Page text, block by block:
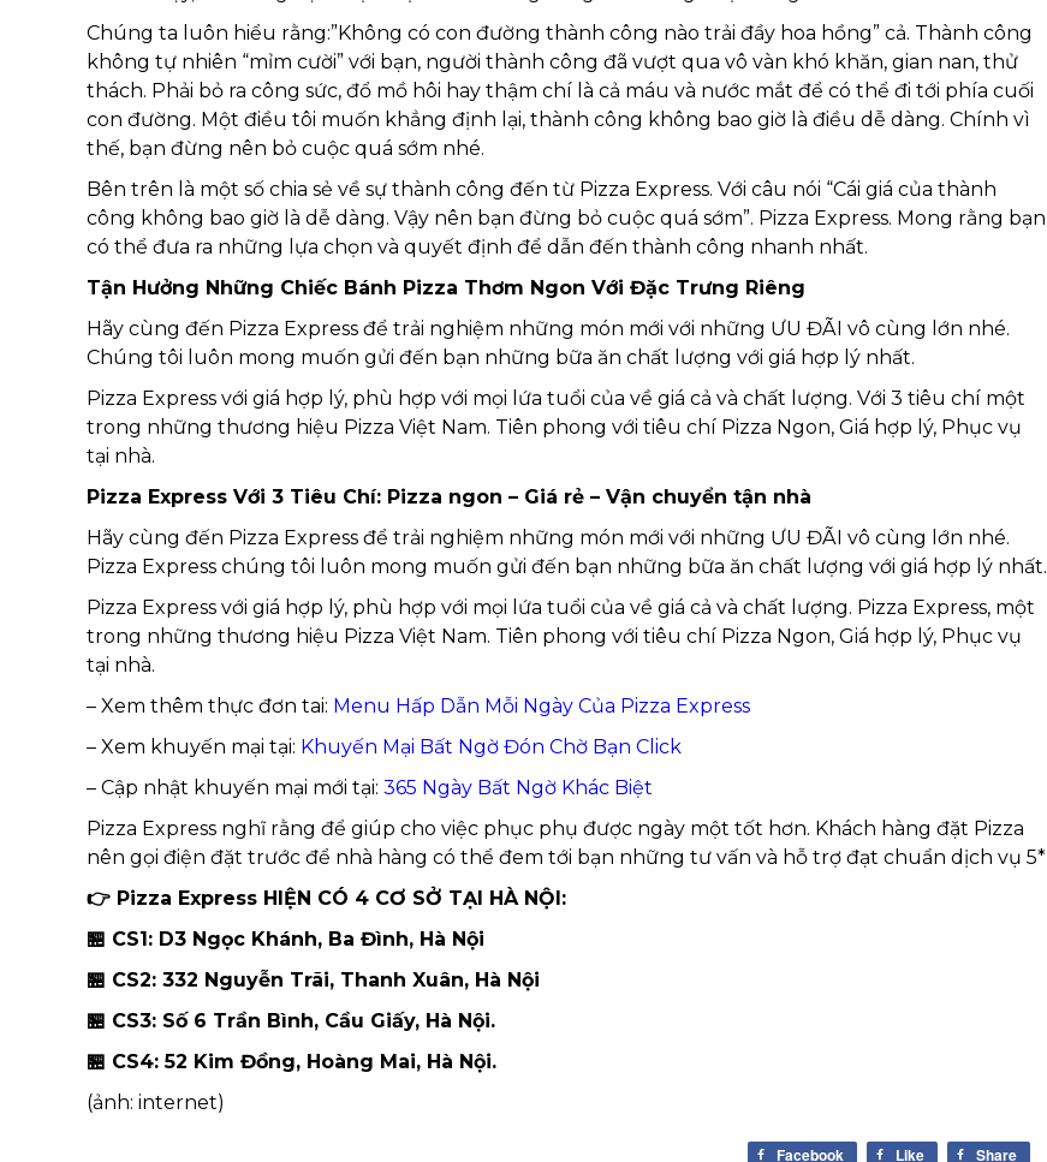
Chúng ta luôn hiểu rằng:”Không có con đường thành công nào trải đầy hoa hồng” cả. Thành công
không tự nhiên “mỉm cười” với bạn, người thành công đã vượt qua vô vàn khó khăn, gian nan, thử
thách. Phải bỏ ra công sức, đổ mồ hôi hay thậm chí là cả máu và nước mắt để có thể đi tới phía cuối
con đường. Một điều tôi muốn khẳng định lại, thành công không bao giờ là điều dễ dàng. Chính vì
thế, bạn đừng nên bỏ cuộc quá sớm nhé.
Bên trên là một số chia sẻ về sự thành công đến từ Pizza Express. Với câu nói “Cái giá của thành
công không bao giờ là dễ dàng. Vậy nên bạn đừng bỏ cuộc quá sớm”. Pizza Express. Mong rằng bạn
có thể đưa ra những lựa chọn và quyết định để dẫn đến thành công nhanh nhất.
Tận Hưởng Những Chiếc Bánh Pizza Thơm Ngon Với Đặc Trưng Riêng
Hãy cùng đến Pizza Express để trải nghiệm những món mới với những ƯU ĐÃI vô cùng lớn nhé.
Chúng tôi luôn mong muốn gửi đến bạn những bữa ăn chất lượng với giá hợp lý nhất.
Pizza Express với giá hợp lý, phù hợp với mọi lứa tuổi của về giá cả và chất lượng. Với 3 tiêu chí một
trong những thương hiệu Pizza Việt Nam. Tiên phong với tiêu chí Pizza Ngon, Giá hợp lý, Phục vụ
tại nhà.
Pizza Express Với 3 Tiêu Chí: Pizza ngon – Giá rẻ – Vận chuyển tận nhà
Hãy cùng đến Pizza Express để trải nghiệm những món mới với những ƯU ĐÃI vô cùng lớn nhé.
Pizza Express chúng tôi luôn mong muốn gửi đến bạn những bữa ăn chất lượng với giá hợp lý nhất.
Pizza Express với giá hợp lý, phù hợp với mọi lứa tuổi của về giá cả và chất lượng. Pizza Express, một
trong những thương hiệu Pizza Việt Nam. Tiên phong với tiêu chí Pizza Ngon, Giá hợp lý, Phục vụ
tại nhà.
– Xem thêm thực đơn tai: Menu Hấp Dẫn Mỗi Ngày Của Pizza Express
– Xem khuyến mại tại: Khuyến Mại Bất Ngờ Đón Chờ Bạn Click
– Cập nhật khuyến mại mới tại: 365 Ngày Bất Ngờ Khác Biệt
Pizza Express nghĩ rằng để giúp cho việc phục phụ được ngày một tốt hơn. Khách hàng đặt Pizza
nên gọi điện đặt trước để nhà hàng có thể đem tới bạn những tư vấn và hỗ trợ đạt chuẩn dịch vụ 5*
👉 Pizza Express HIỆN CÓ 4 CƠ SỞ TẠI HÀ NỘI:
🏪 CS1: D3 Ngọc Khánh, Ba Đình, Hà Nội
🏪 CS2: 332 Nguyễn Trãi, Thanh Xuân, Hà Nội
🏪 CS3: Số 6 Trần Bình, Cầu Giấy, Hà Nội.
🏪 CS4: 52 Kim Đồng, Hoàng Mai, Hà Nội.
(ảnh: internet)
Facebook Like Share